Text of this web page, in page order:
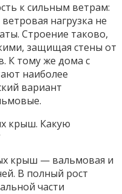
к сильным ветрам:
нагрузка не
Строение таково,
защищая стены от
К тому же дома с
наиболее
вариант
крыш — вальмовая и
В полный рост
части